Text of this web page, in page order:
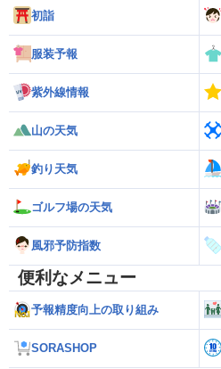
初詣
服装予報
紫外線情報
山の天気
釣り天気
ゴルフ場の天気
風邪予防指数
便利なメニュー
予報精度向上の取り組み
SORASHOP